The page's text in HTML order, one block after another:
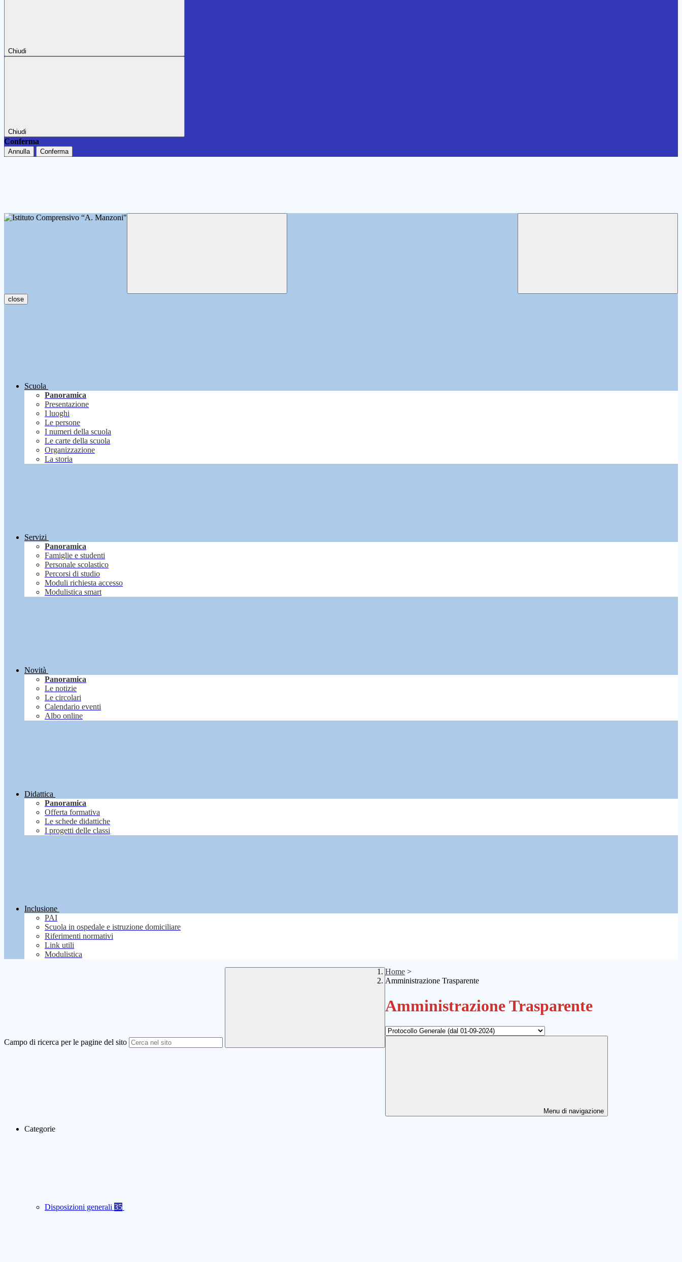
Chiudi
Chiudi
Conferma
Annulla Conferma
close
Scuola
Panoramica
Presentazione
I luoghi
Le persone
I numeri della scuola
Le carte della scuola
Organizzazione
La storia
Servizi
Panoramica
Famiglie e studenti
Personale scolastico
Percorsi di studio
Moduli richiesta accesso
Modulistica smart
Novità
Panoramica
Le notizie
Le circolari
Calendario eventi
Albo online
Didattica
Panoramica
Offerta formativa
Le schede didattiche
I progetti delle classi
Inclusione
PAI
Scuola in ospedale e istruzione domiciliare
Riferimenti normativi
Link utili
Modulistica
Campo di ricerca per le pagine del sito
Home >
Amministrazione Trasparente
Amministrazione Trasparente
Menu di navigazione
Categorie
Disposizioni generali 35